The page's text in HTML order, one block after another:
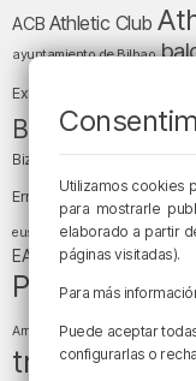
ACB Athletic Club
ayuntamiento de Bilbao
Exhibition Center)
Bizkaia y sus
Bizkaia
Deusto Diócesis
Ernesto Valverde Ertzaintza
euskera fiestas fútbol
EA Sports Liga Endesa
Política religión San
Arriaga tiempo
tráfico en
Utilizamos cookies
para mostrarle
elaborado a partir
páginas visitadas).
Para más
Puede aceptar
configurarlas o